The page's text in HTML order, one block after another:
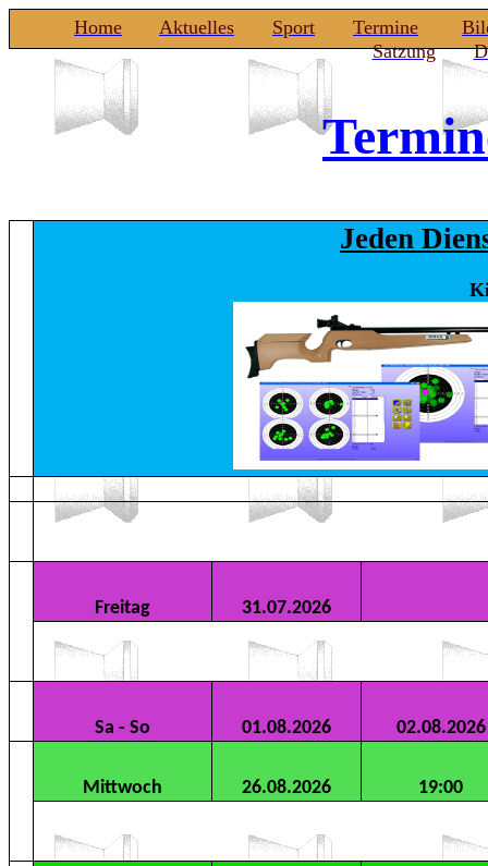
Home Aktuelles Sport Termine
Satzung
Jeden
Freitag 31.07.2026
Sa - So 01.08.2026 02.08.2026
Mittwoch 26.08.2026 19:00